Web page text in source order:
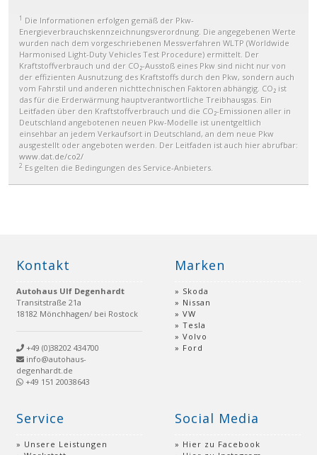
1 Die Informationen erfolgen gemäß der Pkw-
Energieverbrauchskennzeichnungsverordnung. Die angegebenen Werte
wurden nach dem vorgeschriebenen Messverfahren WLTP (Worldwide
Harmonised Light-Duty Vehicles Test Procedure) ermittelt. Der
Kraftstoffverbrauch und der CO₂-Ausstoß eines Pkw sind nicht nur von
der effizienten Ausnutzung des Kraftstoffs durch den Pkw, sondern auch
vom Fahrstil und anderen nichttechnischen Faktoren abhängig. CO₂ ist
das für die Erderwärmung hauptverantwortliche Treibhausgas. Ein
Leitfaden über den Kraftstoffverbrauch und die CO₂-Emissionen aller in
Deutschland angebotenen neuen Pkw-Modelle ist unentgeltlich
einsehbar an jedem Verkaufsort in Deutschland, an dem neue Pkw
ausgestellt oder angeboten werden. Der Leitfaden ist auch hier abrufbar:
www.dat.de/co2/
2 Es gelten die Bedingungen des Service-Anbieters.
Kontakt
Autohaus Ulf Degenhardt
Transitstraße 21a
18182 Mönchhagen/ bei Rostock
+49 (0)38202 434700
info@autohaus-
degenhardt.de
+49 151 20038643
Marken
Skoda
Nissan
VW
Tesla
Volvo
Ford
Service
Unsere Leistungen
Social Media
Hier zu Facebook